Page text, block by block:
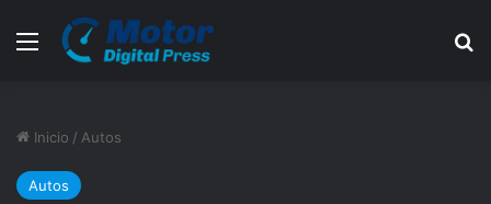
Menú
Inicio / Autos
Autos